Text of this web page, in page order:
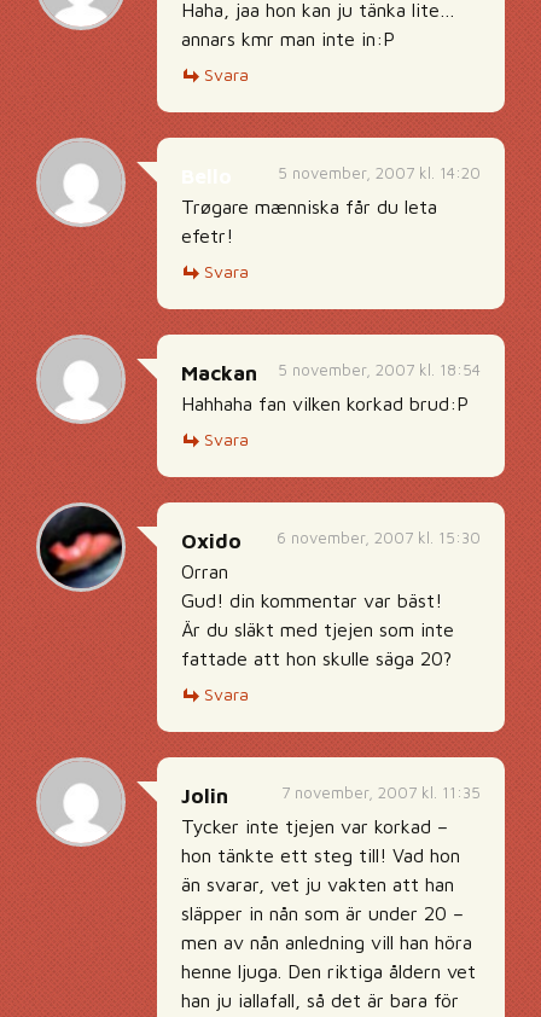
Haha, jaa hon kan ju tänka lite…
annars kmr man inte in:P
Svara
5 november, 2007 kl. 14:20
Trøgare mænniska får du leta
efetr!
Svara
5 november, 2007 kl. 18:54
Mackan
Hahhaha fan vilken korkad brud:P
Svara
6 november, 2007 kl. 15:30
Oxido
Orran
Gud! din kommentar var bäst!
Är du släkt med tjejen som inte
fattade att hon skulle säga 20?
Svara
7 november, 2007 kl. 11:35
Jolin
Tycker inte tjejen var korkad –
hon tänkte ett steg till! Vad hon
än svarar, vet ju vakten att han
släpper in nån som är under 20 –
men av nån anledning vill han höra
henne ljuga. Den riktiga åldern vet
han ju iallafall, så det är bara för